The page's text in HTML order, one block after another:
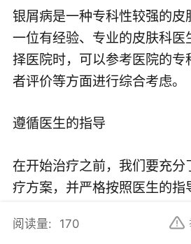
银屑病是一种专科性较强的皮
一位有经验、专业的皮肤科医
择医院时，可以参考医院的专
者评价等方面进行综合考虑。
遵循医生的指导
在开始治疗之前，我们要充分
疗方案，并严格按照医生的指
治疗效果。
阅读量: 170